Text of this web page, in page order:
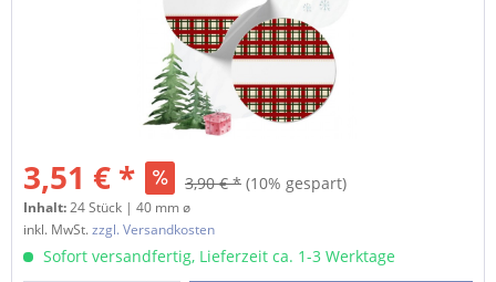
3,51 € * 3,90 € * (10% gespart)
Inhalt:24 Stück | 40 mm ø
inkl. MwSt.zzgl. Versandkosten
Sofort versandfertig, Lieferzeit ca. 1-3 Werktage